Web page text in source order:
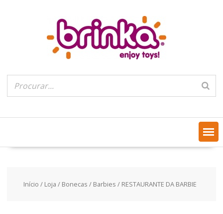
Início / Loja / Bonecas / Barbies / RESTAURANTE DA BARBIE